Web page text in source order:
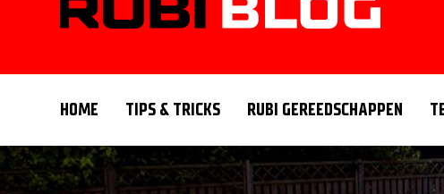
HOME TIPS & TRICKS RUBI GEREEDSCHAPPEN